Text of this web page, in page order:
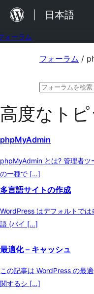
を
日本語
ォーラム
ン
ツ
ス
キ
ッ
プ
フォーラム /
検
対
高度なトピ
phpMyAdmin
phpMyAdmin とは? 管理者ツ
の一種で […]
多言語サイトの作成
WordPress はデフォルトでは
語 (バイ […]
最適化 – キャッシュ
この記事は WordPress の最
関するシ […]